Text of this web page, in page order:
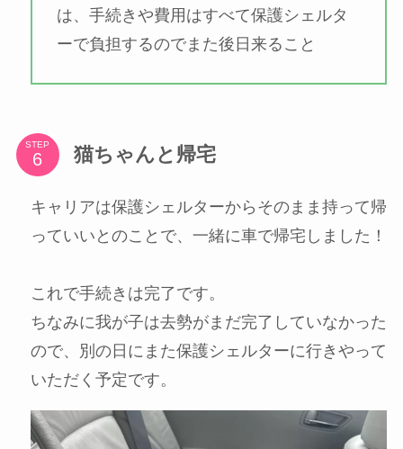
は、手続きや費用はすべて保護シェルタ
ーで負担するのでまた後日来ること
STEP 猫ちゃんと帰宅
キャリアは保護シェルターからそのまま持って帰
っていいとのことで、一緒に車で帰宅しました！
これで手続きは完了です。
ちなみに我が子は去勢がまだ完了していなかった
ので、別の日にまた保護シェルターに行きやって
いただく予定です。